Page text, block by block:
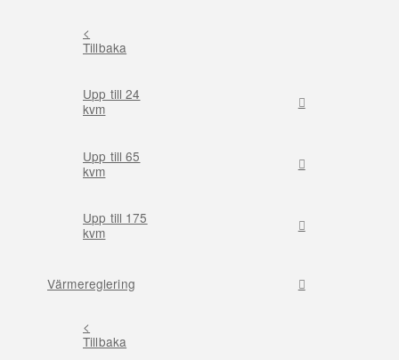
<
Tillbaka
Upp till 24
kvm
Upp till 65
kvm
Upp till 175
kvm
Värmereglering
<
Tillbaka